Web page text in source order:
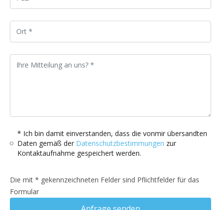
* Ich bin damit einverstanden, dass die vonmir übersandten
Daten gemäß der Datenschutzbestimmungen zur
Kontaktaufnahme gespeichert werden.
Die mit * gekennzeichneten Felder sind Pflichtfelder für das
Formular